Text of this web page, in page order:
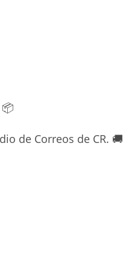
de Correos de CR. 🚚